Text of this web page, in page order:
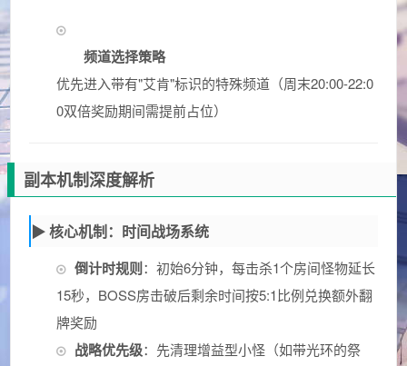
频道选择策略
优先进入带有"艾肯"标识的特殊频道（周末20:00-22:0
0双倍奖励期间需提前占位）
副本机制深度解析
▶ 核心机制：时间战场系统
倒计时规则：初始6分钟，每击杀1个房间怪物延长
15秒，BOSS房击破后剩余时间按5:1比例兑换额外翻
牌奖励
战略优先级：先清理增益型小怪（如带光环的祭